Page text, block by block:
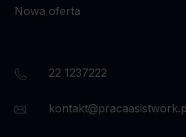
22 1237222
Nowa oferta